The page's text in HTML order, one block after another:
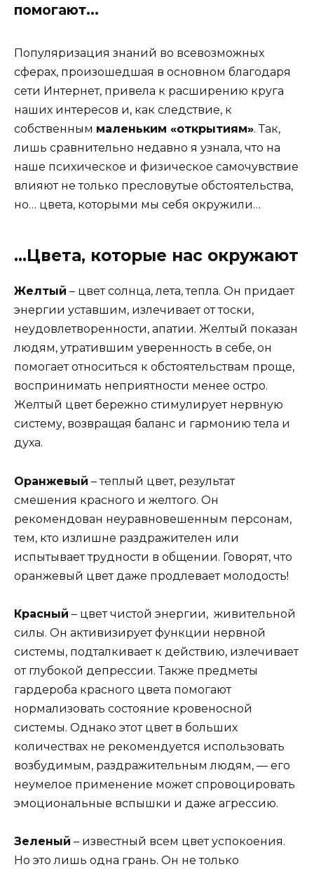
помогают...
Популяризация знаний во всевозможных
сферах, произошедшая в основном благодаря
сети Интернет, привела к расширению круга
наших интересов и, как следствие, к
собственным маленьким «открытиям». Так,
лишь сравнительно недавно я узнала, что на
наше психическое и физическое самочувствие
влияют не только пресловутые обстоятельства,
но… цвета, которыми мы себя окружили…
…Цвета, которые нас окружают
Желтый – цвет солнца, лета, тепла. Он придает
энергии уставшим, излечивает от тоски,
неудовлетворенности, апатии. Желтый показан
людям, утратившим уверенность в себе, он
помогает относиться к обстоятельствам проще,
воспринимать неприятности менее остро.
Желтый цвет бережно стимулирует нервную
систему, возвращая баланс и гармонию тела и
духа.
Оранжевый – теплый цвет, результат
смешения красного и желтого. Он
рекомендован неуравновешенным персонам,
тем, кто излишне раздражителен или
испытывает трудности в общении. Говорят, что
оранжевый цвет даже продлевает молодость!
Красный – цвет чистой энергии, живительной
силы. Он активизирует функции нервной
системы, подталкивает к действию, излечивает
от глубокой депрессии. Также предметы
гардероба красного цвета помогают
нормализовать состояние кровеносной
системы. Однако этот цвет в больших
количествах не рекомендуется использовать
возбудимым, раздражительным людям, — его
неумелое применение может спровоцировать
эмоциональные вспышки и даже агрессию.
Зеленый – известный всем цвет успокоения.
Но это лишь одна грань. Он не только